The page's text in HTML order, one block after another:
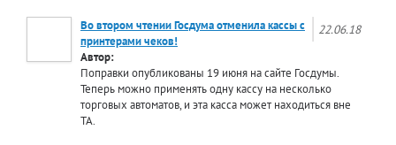
22.06.18
Во втором чтении Госдума отменила кассы с
принтерами чеков!
Автор:
Поправки опубликованы 19 июня на сайте Госдумы.
Теперь можно применять одну кассу на несколько
торговых автоматов, и эта касса может находиться вне
ТА.